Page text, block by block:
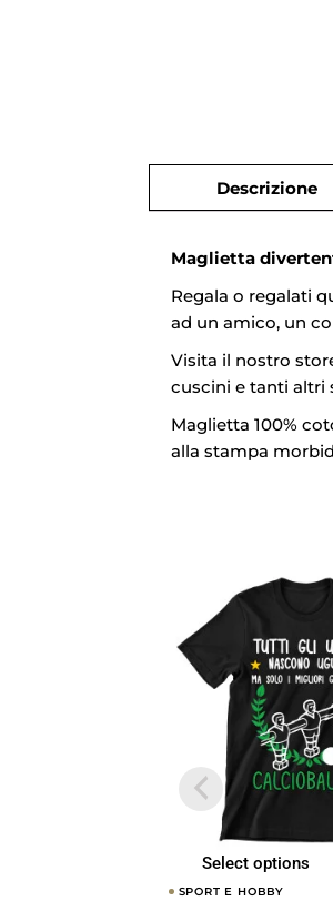
Descrizione
Maglietta
Regala o regalati
ad un amico, un
Visita il nostro
cuscini e tanti altri
Maglietta 100%
alla stampa
Select options
SPORT E HOBBY